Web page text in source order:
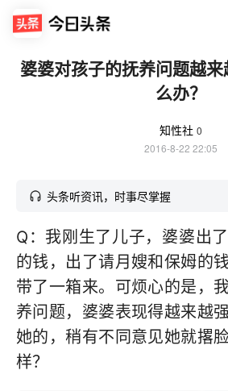
婆婆对孩子的抚养问题越
么办？
知性社 0
2016-8-22 22:05
头条听资讯，时事尽掌握
Q：我刚生了儿子，婆婆出
的钱，出了请月嫂和保姆的
带了一箱来。可烦心的是，
养问题，婆婆表现得越来越
她的，稍有不同意见她就撂
样？